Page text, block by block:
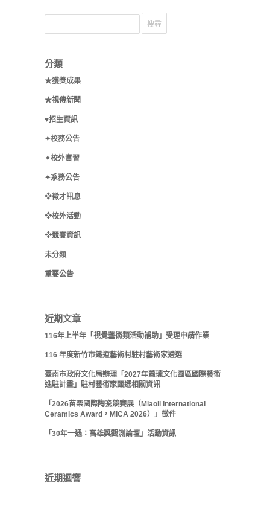
分類
★獲獎成果
★視傳新聞
♥招生資訊
✦校務公告
✦校外實習
✦系務公告
❖徵才訊息
❖校外活動
❖競賽資訊
未分類
重要公告
近期文章
116年上半年「視覺藝術類活動補助」受理申請作業
116 年度新竹市鐵道藝術村駐村藝術家遴選
臺南市政府文化局辦理「2027年蕭瓏文化園區國際藝術
進駐計畫」駐村藝術家甄選相關資訊
「2026苗栗國際陶瓷競賽展（Miaoli International
Ceramics Award，MICA 2026）」徵件
「30年一遇：高雄獎觀測論壇」活動資訊
近期迴響